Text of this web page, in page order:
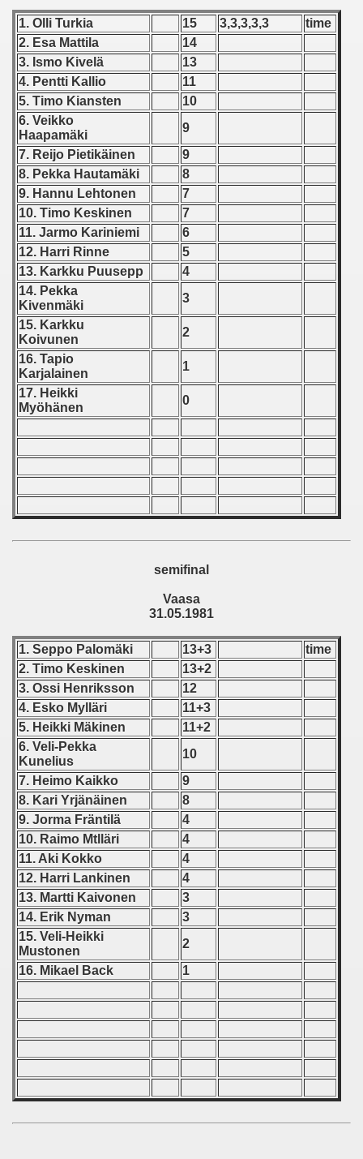
1. Olli Turkia 15 3,3,3,3,3
time
2. Esa Mattila
14
3. Ismo Kivelä
13
4. Pentti Kallio
11
5. Timo Kiansten
10
6. Veikko
Haapamäki
9
7. Reijo Pietikäinen
9
8. Pekka Hautamäki
8
9. Hannu Lehtonen
7
10. Timo Keskinen
7
11. Jarmo Kariniemi
6
12. Harri Rinne
5
13. Karkku Puusepp
4
14. Pekka
Kivenmäki
3
15. Karkku
Koivunen
2
16. Tapio
Karjalainen
1
17. Heikki
Myöhänen
0
semifinal
Vaasa
31.05.1981
1. Seppo Palomäki 13+3
time
2. Timo Keskinen
13+2
3. Ossi Henriksson
12
4. Esko Mylläri
11+3
5. Heikki Mäkinen
11+2
6. Veli-Pekka
Kunelius
10
7. Heimo Kaikko
9
8. Kari Yrjänäinen
8
9. Jorma Fräntilä
4
10. Raimo Mtlläri
4
11. Aki Kokko
4
12. Harri Lankinen
4
13. Martti Kaivonen
3
14. Erik Nyman
3
15. Veli-Heikki
Mustonen
2
16. Mikael Back
1
Qualifications) - 1981
Zealand Qualifications) - 1981
Qualification) - 1981
- 1981
- 1981
- 1981
- 1981
- 1981
Qualifications) - 1981
Qualifications) - 1981
Qualifications - 1981
Qualifications) - 1981
- 1981
Round) - 1981
Round) - 1981
1983
1984